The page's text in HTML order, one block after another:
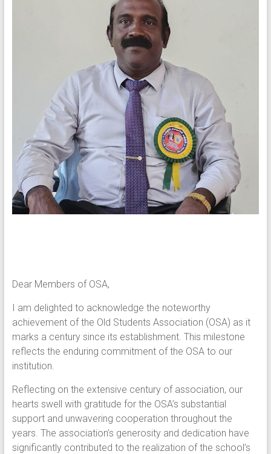
Dear Members of OSA,
I am delighted to acknowledge the noteworthy
achievement of the Old Students Association (OSA) as it
marks a century since its establishment. This milestone
reflects the enduring commitment of the OSA to our
institution.
Reflecting on the extensive century of association, our
hearts swell with gratitude for the OSA’s substantial
support and unwavering cooperation throughout the
years. The association’s generosity and dedication have
significantly contributed to the realization of the school’s